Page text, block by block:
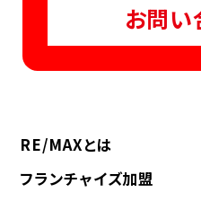
お問い
RE/MAXとは
フランチャイズ加盟